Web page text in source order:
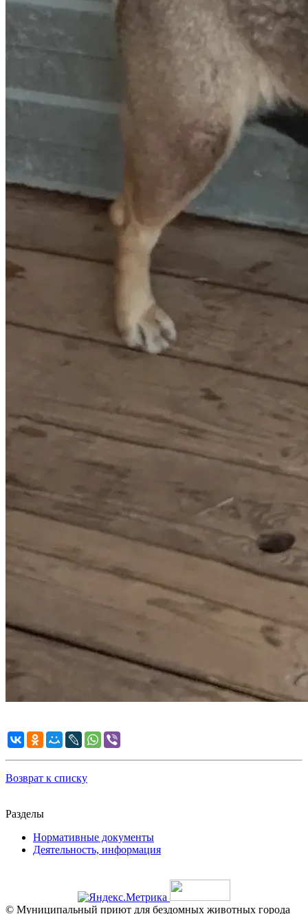
Возврат к списку
Разделы
Нормативные документы
Деятельность, информация
© Муниципальный приют для бездомных животных города